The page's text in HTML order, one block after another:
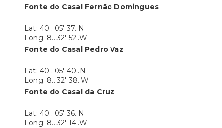
Fonte do Casal Fernão Domingues
Lat: 40.. 05' 37..N
Long: 8.. 32' 52..W
Fonte do Casal Pedro Vaz
Lat: 40.. 05' 40..N
Long: 8.. 32' 38..W
Fonte do Casal da Cruz
Lat: 40.. 05' 36..N
Long: 8.. 32' 14..W